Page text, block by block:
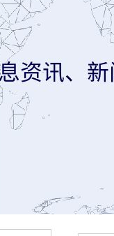
资讯、